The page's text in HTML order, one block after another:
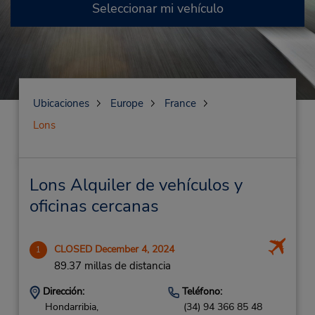
Seleccionar mi vehículo
Ubicaciones Europe
France
Lons
Lons Alquiler de vehículos y
oficinas cercanas
1 CLOSED December 4, 2024
89.37 millas de distancia
Dirección:
Hondarribia,
Teléfono:
(34) 94 366 85 48